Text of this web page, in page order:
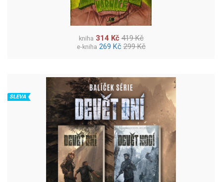
kniha 314 Kč 419 Kč
e-kniha 269 Kč 299 Kč
SLEVA